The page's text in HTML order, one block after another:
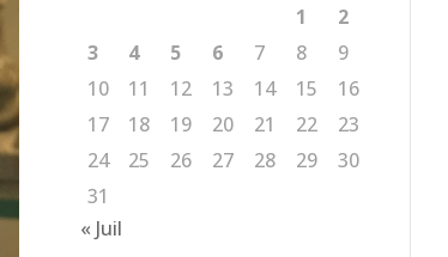
1
2
3
4 5 6 7 8
9
10
11 12 13 14 15
16
17
18 19 20 21 22
23
24
25 26 27 28 29
30
31
« Juil